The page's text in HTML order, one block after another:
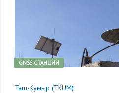
GNSS CТАНЦИИ
Таш-Кумыр (TKUM)